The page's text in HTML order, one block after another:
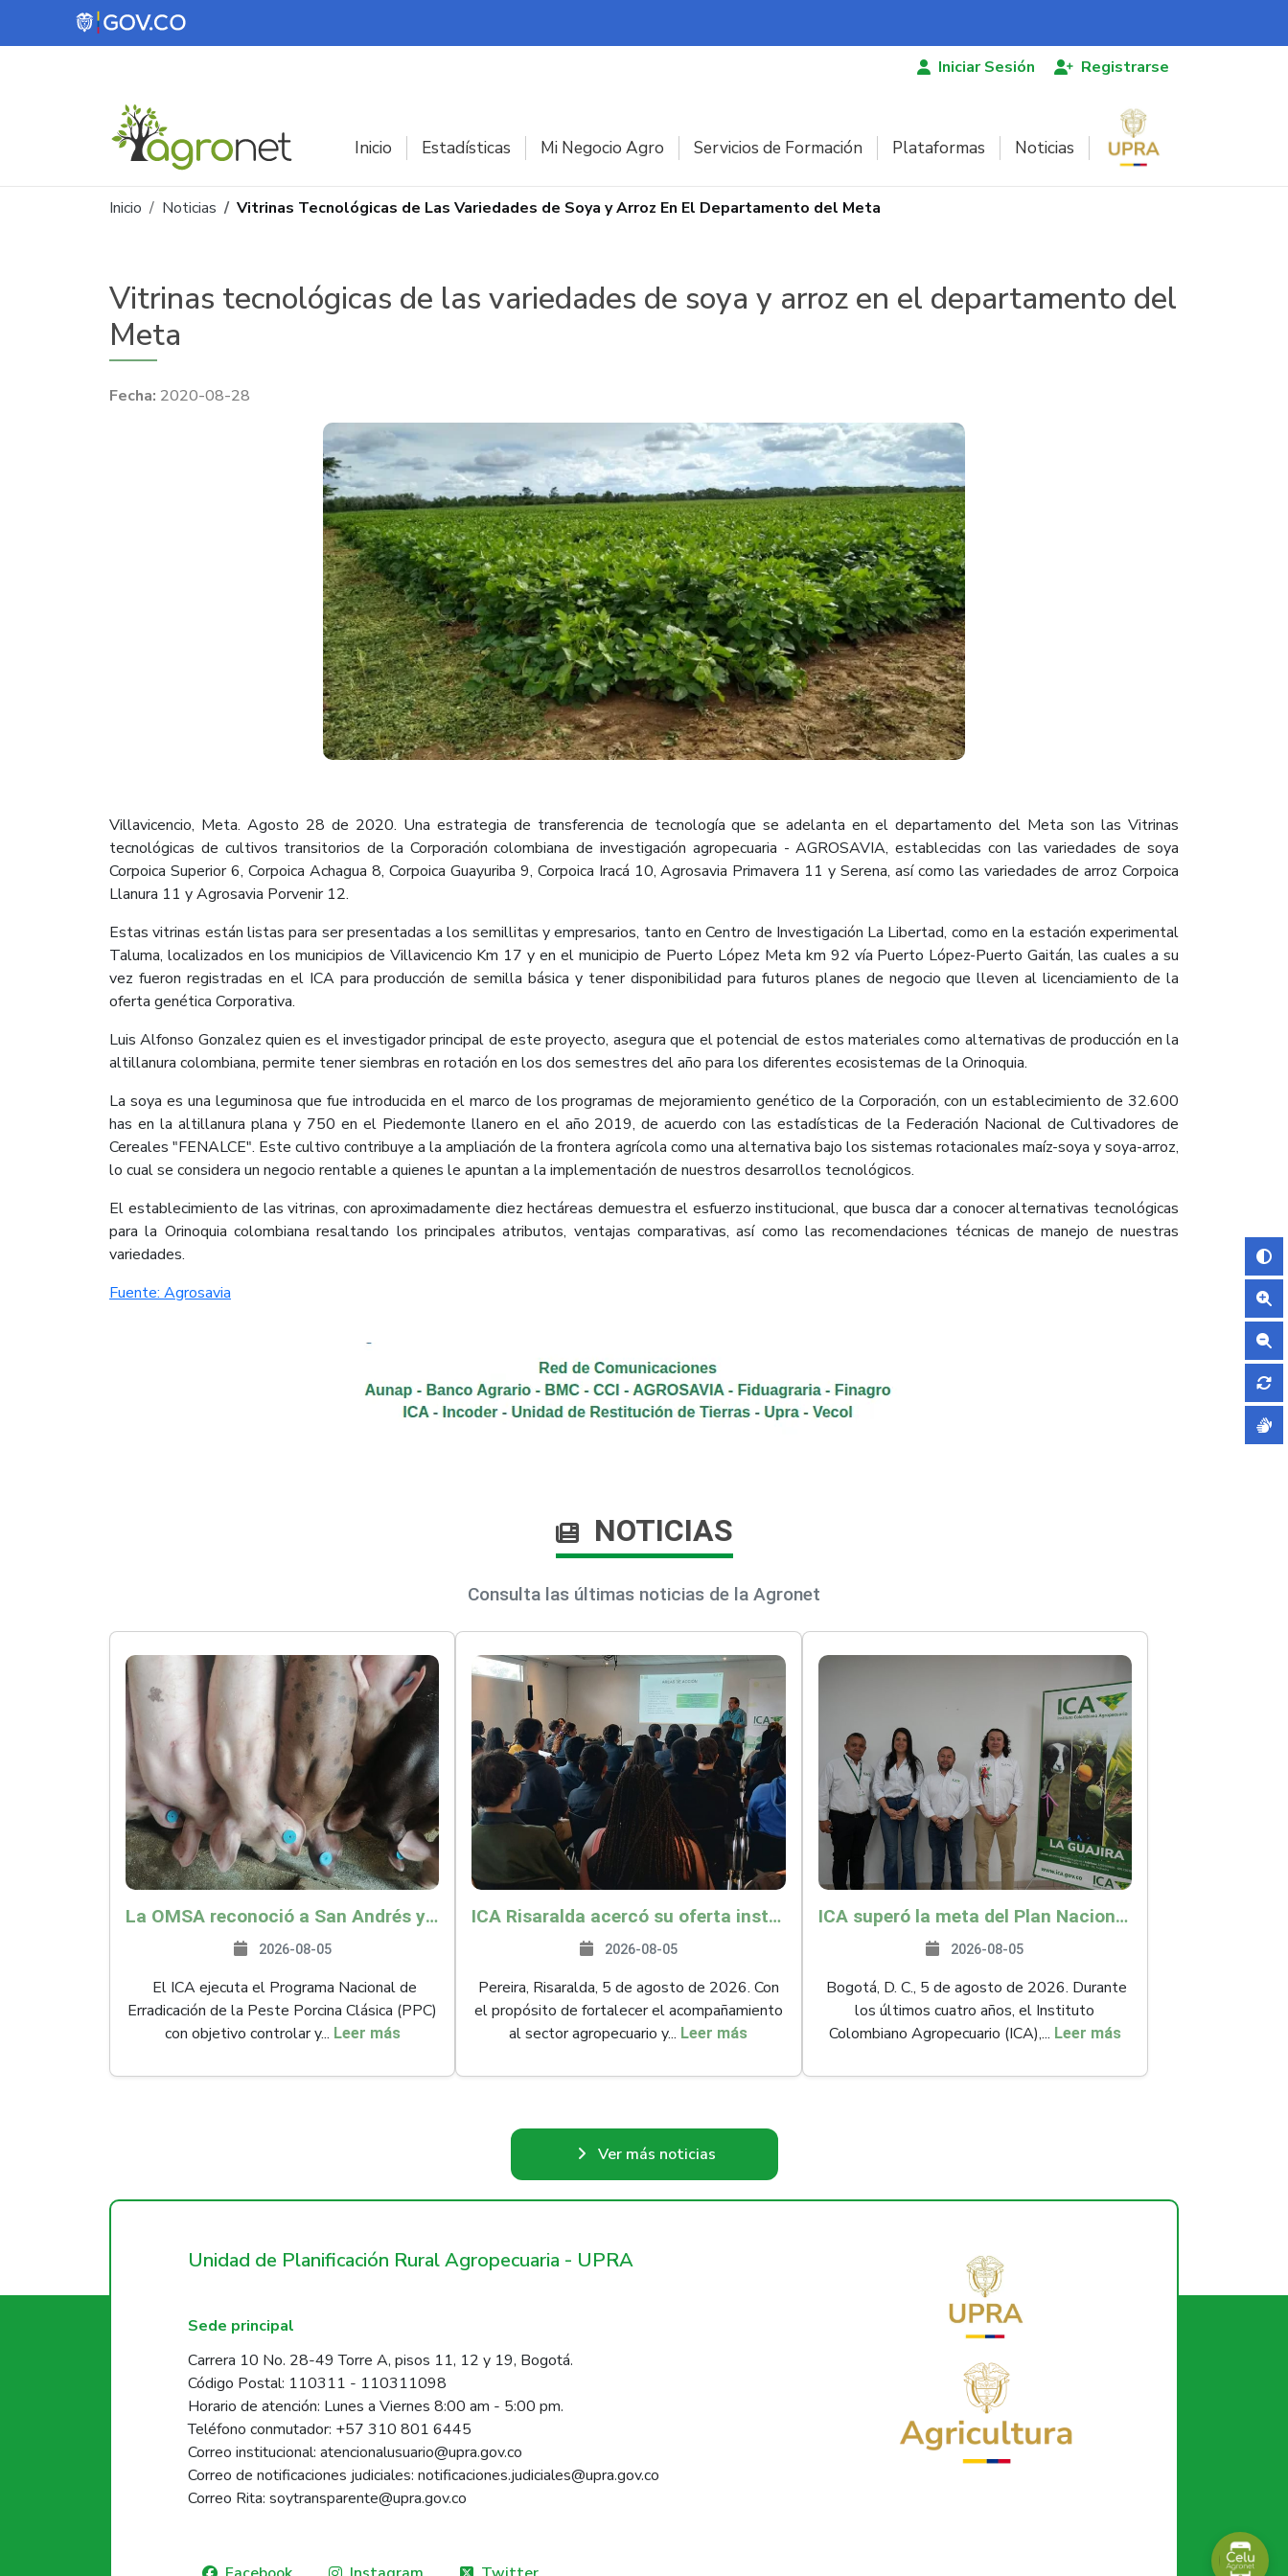
Pasar al contenido principal
Iniciar Sesión Registrarse
Inicio Estadísticas Mi Negocio Agro Servicios de Formación Plataformas Noticias
Ruta de navegación
Inicio Noticias Vitrinas Tecnológicas de Las Variedades de Soya y Arroz En El Departamento del Meta
Vitrinas tecnológicas de las variedades de soya y arroz en el departamento del
Meta
2020-08-28
Villavicencio, Meta. Agosto 28 de 2020. Una estrategia de transferencia de tecnología que se adelanta en el departamento del Meta son las Vitrinas
tecnológicas de cultivos transitorios de la Corporación colombiana de investigación agropecuaria - AGROSAVIA, establecidas con las variedades de soya
Corpoica Superior 6, Corpoica Achagua 8, Corpoica Guayuriba 9, Corpoica Iracá 10, Agrosavia Primavera 11 y Serena, así como las variedades de arroz Corpoica
Llanura 11 y Agrosavia Porvenir 12.
Estas vitrinas están listas para ser presentadas a los semillitas y empresarios, tanto en Centro de Investigación La Libertad, como en la estación experimental
Taluma, localizados en los municipios de Villavicencio Km 17 y en el municipio de Puerto López Meta km 92 vía Puerto López-Puerto Gaitán, las cuales a su
vez fueron registradas en el ICA para producción de semilla básica y tener disponibilidad para futuros planes de negocio que lleven al licenciamiento de la
oferta genética Corporativa.
Luis Alfonso Gonzalez quien es el investigador principal de este proyecto, asegura que el potencial de estos materiales como alternativas de producción en la
altillanura colombiana, permite tener siembras en rotación en los dos semestres del año para los diferentes ecosistemas de la Orinoquia.
La soya es una leguminosa que fue introducida en el marco de los programas de mejoramiento genético de la Corporación, con un establecimiento de 32.600
has en la altillanura plana y 750 en el Piedemonte llanero en el año 2019, de acuerdo con las estadísticas de la Federación Nacional de Cultivadores de
Cereales "FENALCE". Este cultivo contribuye a la ampliación de la frontera agrícola como una alternativa bajo los sistemas rotacionales maíz-soya y soya-arroz,
lo cual se considera un negocio rentable a quienes le apuntan a la implementación de nuestros desarrollos tecnológicos.
El establecimiento de las vitrinas, con aproximadamente diez hectáreas demuestra el esfuerzo institucional, que busca dar a conocer alternativas tecnológicas
para la Orinoquia colombiana resaltando los principales atributos, ventajas comparativas, así como las recomendaciones técnicas de manejo de nuestras
variedades.
Fuente: Agrosavia
NOTICIAS
Consulta las últimas noticias de la Agronet
La OMSA reconoció a San Andrés y Providencia como zona libre de Peste Porcina Clásica (PPC)
2026-08-05
El ICA ejecuta el Programa Nacional de
Erradicación de la Peste Porcina Clásica (PPC)
con objetivo controlar y... Leer más
ICA Risaralda acercó su oferta institucional a productores y emprendedores en Expocamello
2026-08-05
Pereira, Risaralda, 5 de agosto de 2026. Con
el propósito de fortalecer el acompañamiento
al sector agropecuario y... Leer más
ICA superó la meta del Plan Nacional de Desarrollo y abrió 61 mercados internacionales
2026-08-05
Bogotá, D. C., 5 de agosto de 2026. Durante
los últimos cuatro años, el Instituto
Colombiano Agropecuario (ICA),... Leer más
Ver más noticias
Unidad de Planificación Rural Agropecuaria - UPRA
Sede principal
Carrera 10 No. 28-49 Torre A, pisos 11, 12 y 19, Bogotá.
Código Postal: 110311 - 110311098
Horario de atención: Lunes a Viernes 8:00 am - 5:00 pm.
Teléfono conmutador: +57 310 801 6445
Correo institucional: atencionalusuario@upra.gov.co
Correo de notificaciones judiciales: notificaciones.judiciales@upra.gov.co
Correo Rita: soytransparente@upra.gov.co